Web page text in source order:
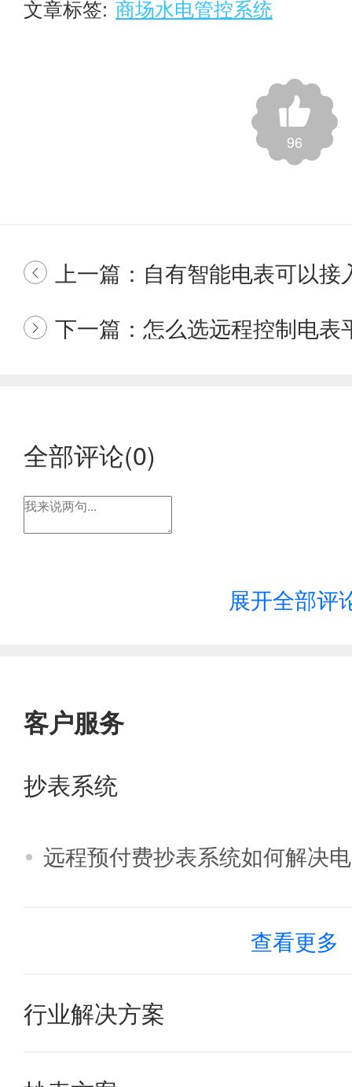
文章标签: 商场水电管控系统
96
 上一篇：自有智能电表可以接入集社远
 下一篇：怎么选远程控制电表
全部评论(0)
展开全部评
客户服务
抄表系统
远程预付费抄表系统如何解决
查看更多
行业解决方案